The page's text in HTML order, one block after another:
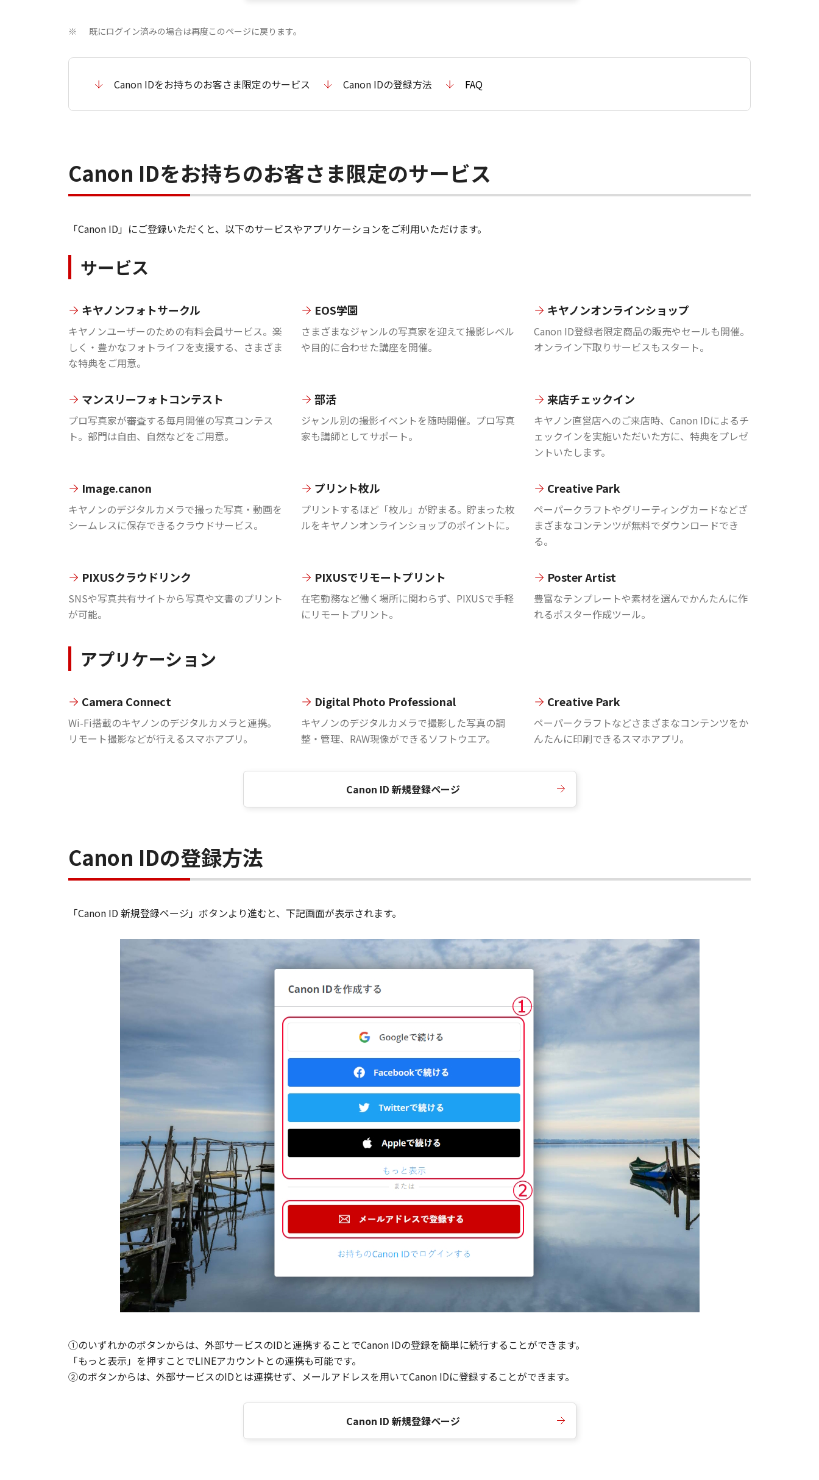
※ 既にログイン済みの場合は再度このページに戻ります。
Canon IDをお持ちのお客さま限定のサービス Canon IDの登録方法 FAQ
Canon IDをお持ちのお客さま限定のサービス
「Canon ID」にご登録いただくと、以下のサービスやアプリケーションをご利用いただけます。
サービス
キヤノンフォトサークル
キヤノンユーザーのための有料会員サービス。楽
しく・豊かなフォトライフを支援する、さまざま
な特典をご用意。
EOS学園
さまざまなジャンルの写真家を迎えて撮影レベル
や目的に合わせた講座を開催。
キヤノンオンラインショップ
Canon ID登録者限定商品の販売やセールも開催。
オンライン下取りサービスもスタート。
マンスリーフォトコンテスト
プロ写真家が審査する毎月開催の写真コンテス
ト。部門は自由、自然などをご用意。
部活
ジャンル別の撮影イベントを随時開催。プロ写真
家も講師としてサポート。
来店チェックイン
キヤノン直営店へのご来店時、Canon IDによるチ
ェックインを実施いただいた方に、特典をプレゼ
ントいたします。
Image.canon
キヤノンのデジタルカメラで撮った写真・動画を
シームレスに保存できるクラウドサービス。
プリント枚ル
プリントするほど「枚ル」が貯まる。貯まった枚
ルをキヤノンオンラインショップのポイントに。
Creative Park
ペーパークラフトやグリーティングカードなどざ
まざまなコンテンツが無料でダウンロードでき
る。
PIXUSクラウドリンク
SNSや写真共有サイトから写真や文書のプリント
が可能。
PIXUSでリモートプリント
在宅勤務など働く場所に関わらず、PIXUSで手軽
にリモートプリント。
Poster Artist
豊富なテンプレートや素材を選んでかんたんに作
れるポスター作成ツール。
アプリケーション
Camera Connect
Wi-Fi搭載のキヤノンのデジタルカメラと連携。
リモート撮影などが行えるスマホアプリ。
Digital Photo Professional
キヤノンのデジタルカメラで撮影した写真の調
整・管理、RAW現像ができるソフトウエア。
Creative Park
ペーパークラフトなどさまざまなコンテンツをか
んたんに印刷できるスマホアプリ。
Canon ID 新規登録ページ
Canon IDの登録方法
「Canon ID 新規登録ページ」ボタンより進むと、下記画面が表示されます。
①のいずれかのボタンからは、外部サービスのIDと連携することでCanon IDの登録を簡単に続行することができます。
「もっと表示」を押すことでLINEアカウントとの連携も可能です。
②のボタンからは、外部サービスのIDとは連携せず、メールアドレスを用いてCanon IDに登録することができます。
Canon ID 新規登録ページ